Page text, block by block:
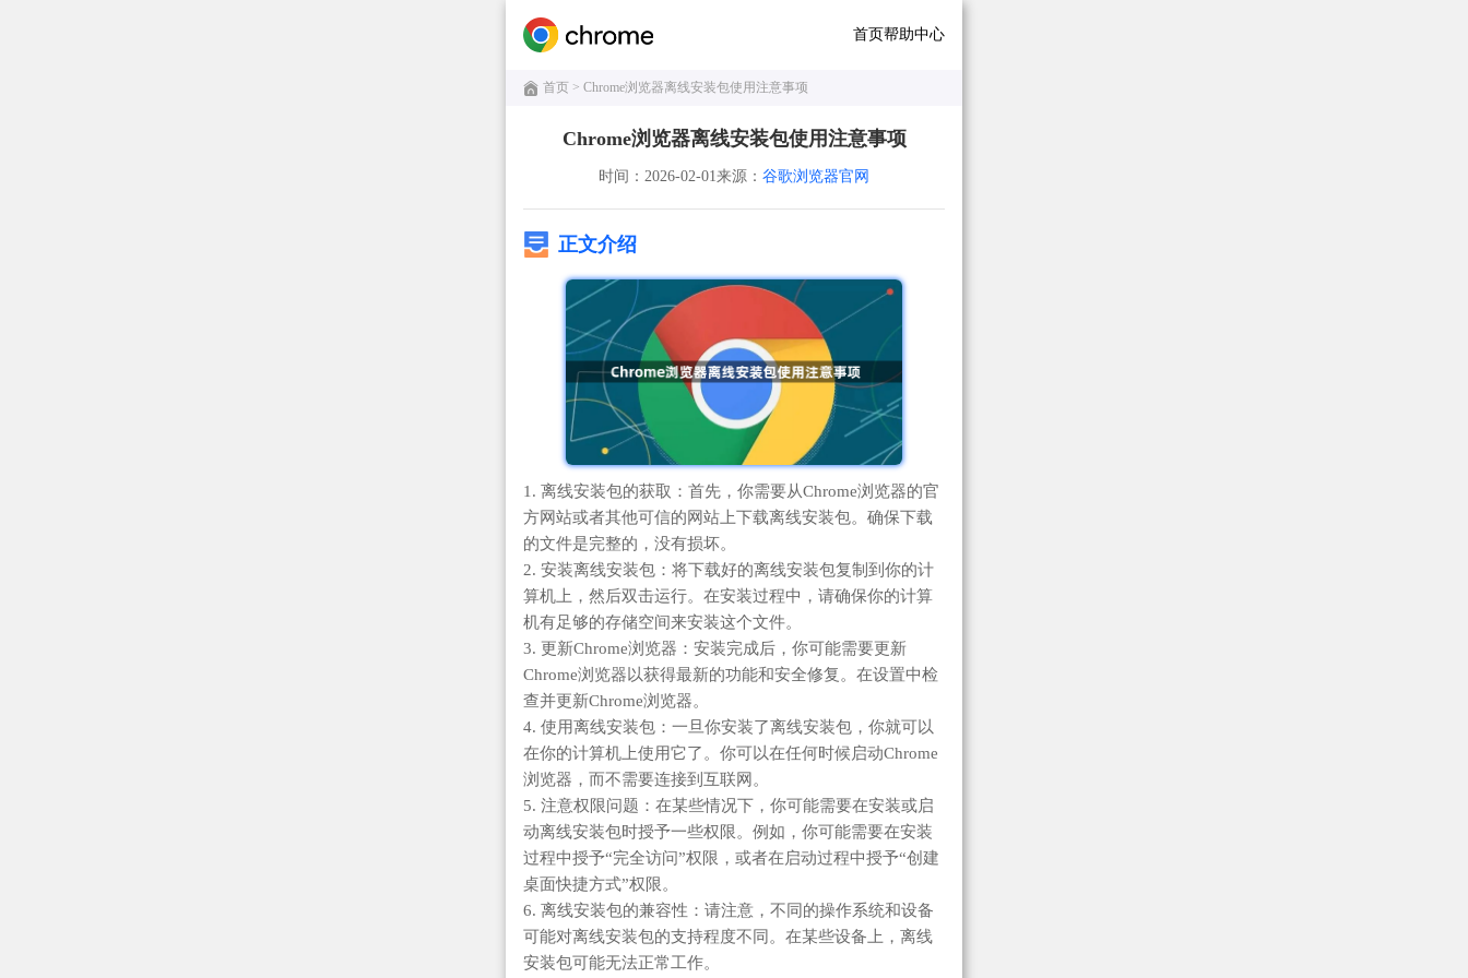
首页帮助中心
首页 > Chrome浏览器离线安装包使用注意事项
Chrome浏览器离线安装包使用注意事项
时间：2026-02-01来源： 谷歌浏览器官网
正文介绍
1. 离线安装包的获取：首先，你需要从Chrome浏览器的官
方网站或者其他可信的网站上下载离线安装包。确保下载
的文件是完整的，没有损坏。
2. 安装离线安装包：将下载好的离线安装包复制到你的计
算机上，然后双击运行。在安装过程中，请确保你的计算
机有足够的存储空间来安装这个文件。
3. 更新Chrome浏览器：安装完成后，你可能需要更新
Chrome浏览器以获得最新的功能和安全修复。在设置中检
查并更新Chrome浏览器。
4. 使用离线安装包：一旦你安装了离线安装包，你就可以
在你的计算机上使用它了。你可以在任何时候启动Chrome
浏览器，而不需要连接到互联网。
5. 注意权限问题：在某些情况下，你可能需要在安装或启
动离线安装包时授予一些权限。例如，你可能需要在安装
过程中授予“完全访问”权限，或者在启动过程中授予“创建
桌面快捷方式”权限。
6. 离线安装包的兼容性：请注意，不同的操作系统和设备
可能对离线安装包的支持程度不同。在某些设备上，离线
安装包可能无法正常工作。